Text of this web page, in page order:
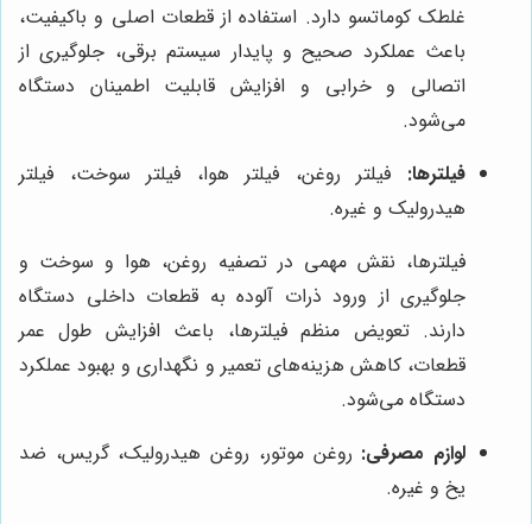
غلطک کوماتسو دارد. استفاده از قطعات اصلی و باکیفیت،
باعث عملکرد صحیح و پایدار سیستم برقی، جلوگیری از
اتصالی و خرابی و افزایش قابلیت اطمینان دستگاه
می‌شود.
فیلترها: فیلتر روغن، فیلتر هوا، فیلتر سوخت، فیلتر
هیدرولیک و غیره.
فیلترها، نقش مهمی در تصفیه روغن، هوا و سوخت و
جلوگیری از ورود ذرات آلوده به قطعات داخلی دستگاه
دارند. تعویض منظم فیلترها، باعث افزایش طول عمر
قطعات، کاهش هزینه‌های تعمیر و نگهداری و بهبود عملکرد
دستگاه می‌شود.
لوازم مصرفی: روغن موتور، روغن هیدرولیک، گریس، ضد
یخ و غیره.